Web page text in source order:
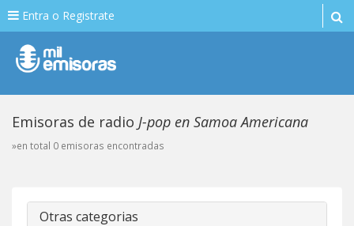
Entra o Registrate
Emisoras de radio J-pop en Samoa Americana
»en total 0 emisoras encontradas
Otras categorias